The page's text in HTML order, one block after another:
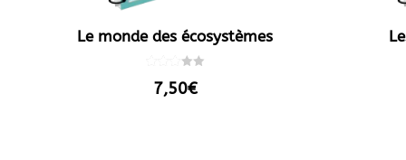
Le monde des écosystèmes
3.00
sur 5
7,50€